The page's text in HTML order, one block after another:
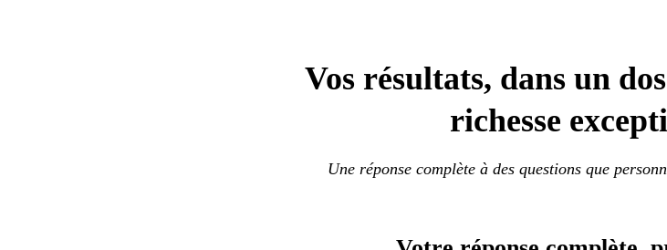
Vos résultats, dans un
richesse
Une réponse complète à des questions que